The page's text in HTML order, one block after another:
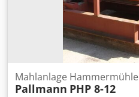
Mahlanlage Hammermühle
Pallmann PHP 8-12